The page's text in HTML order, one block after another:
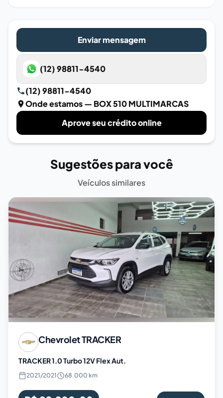
Enviar mensagem
(12) 98811-4540
(12) 98811-4540
Onde estamos— BOX 510 MULTIMARCAS
Aprove seu crédito online
Sugestões para você
Veículos similares
ChevroletTRACKER
TRACKER 1.0 Turbo 12V Flex Aut.
2021/2021 68.000 km